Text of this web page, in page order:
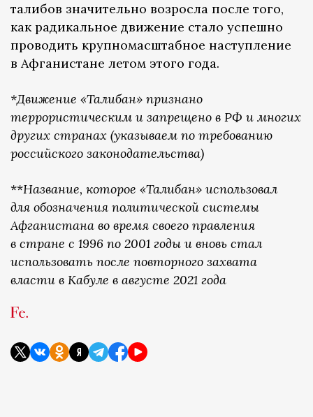
талибов значительно возросла после того,
как радикальное движение стало успешно
проводить крупномасштабное наступление
в Афганистане летом этого года.
*Движение «Талибан» признано
террористическим и запрещено в РФ и многих
других странах (указываем по требованию
российского законодательства)
**Название, которое «Талибан» использовал
для обозначения политической системы
Афганистана во время своего правления
в стране с 1996 по 2001 годы и вновь стал
использовать после повторного захвата
власти в Кабуле в августе 2021 года